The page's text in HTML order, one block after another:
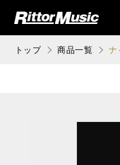
ジック (Rittor Musi
トップ 商品一覧 ナ